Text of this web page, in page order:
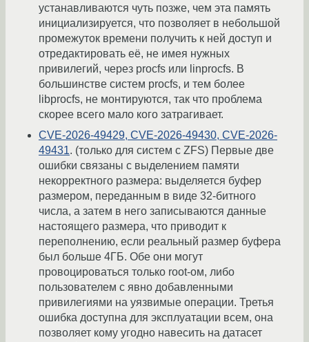
устанавливаются чуть позже, чем эта память
инициализируется, что позволяет в небольшой
промежуток времени получить к ней доступ и
отредактировать её, не имея нужных
привилегий, через procfs или linprocfs. В
большинстве систем procfs, и тем более
libprocfs, не монтируются, так что проблема
скорее всего мало кого затрагивает.
CVE-2026-49429, CVE-2026-49430, CVE-2026-
49431. (только для систем с ZFS) Первые две
ошибки связаны с выделением памяти
некорректного размера: выделяется буфер
размером, переданным в виде 32-битного
числа, а затем в него записываются данные
настоящего размера, что приводит к
переполнению, если реальный размер буфера
был больше 4ГБ. Обе они могут
провоцироваться только root-ом, либо
пользователем с явно добавленными
привилегиями на уязвимые операции. Третья
ошибка доступна для эксплуатации всем, она
позволяет кому угодно навесить на датасет